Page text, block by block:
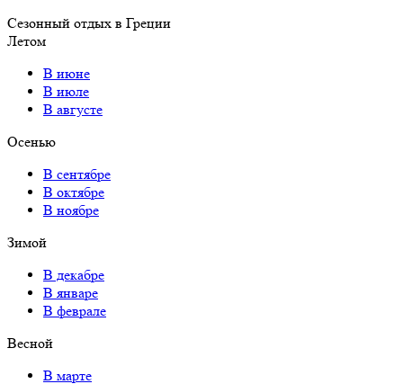
Сезонный отдых в Греции
Летом
В июне
В июле
В августе
Осенью
В сентябре
В октябре
В ноябре
Зимой
В декабре
В январе
В феврале
Весной
В марте